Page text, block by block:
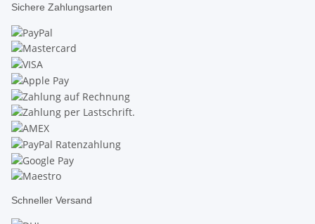
Sichere Zahlungsarten
Schneller Versand